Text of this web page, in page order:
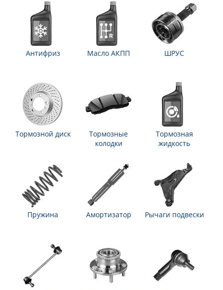
Антифриз Масло АКПП ШРУС
Тормозной диск
Тормозные
колодки
Тормозная
жидкость
Пружина Амортизатор Рычаги подвески